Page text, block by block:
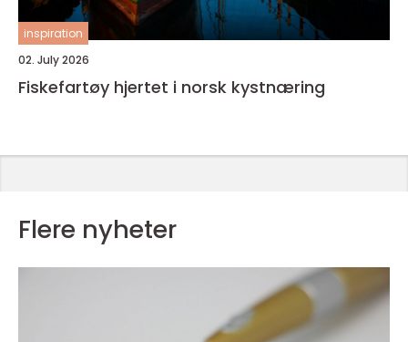
inspiration
02. July 2026
Fiskefartøy hjertet i norsk kystnæring
Flere nyheter